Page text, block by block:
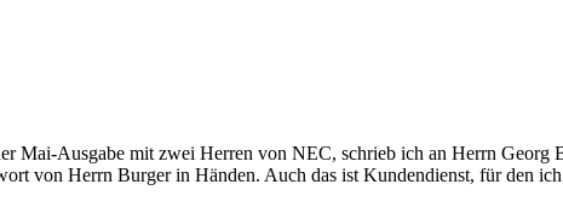
Mai-Ausgabe mit zwei Herren von NEC, schrieb ich an Herrn Georg
von Herrn Burger in Händen. Auch das ist Kundendienst, für den